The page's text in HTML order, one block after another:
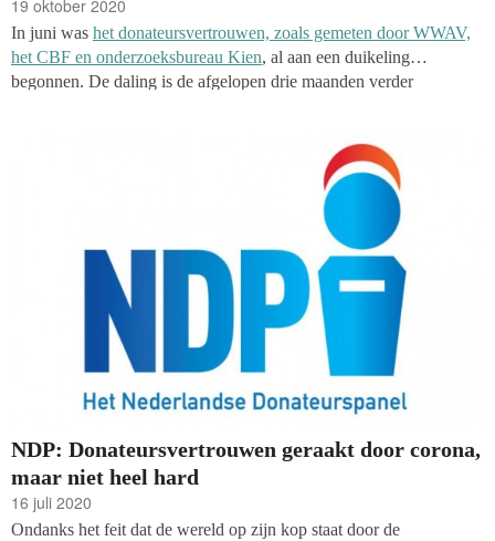
19 oktober 2020
In juni was het donateursvertrouwen, zoals gemeten door WWAV,
het CBF en onderzoeksbureau Kien, al aan een duikeling
begonnen. De daling is de afgelopen drie maanden verder
donateursvertrouwen is in september bepaald op -20, blijkt uit de
resultaten van de enquête onder het Nederlandse Donateurspanel
(NDP). Het panel is ook gevraagd naar hun toekomstbeeld voor
2025 en hun vertrouwen in bepaalde maatschappelijke instanties.
NDP: Donateursvertrouwen geraakt door corona,
maar niet heel hard
16 juli 2020
Ondanks het feit dat de wereld op zijn kop staat door de